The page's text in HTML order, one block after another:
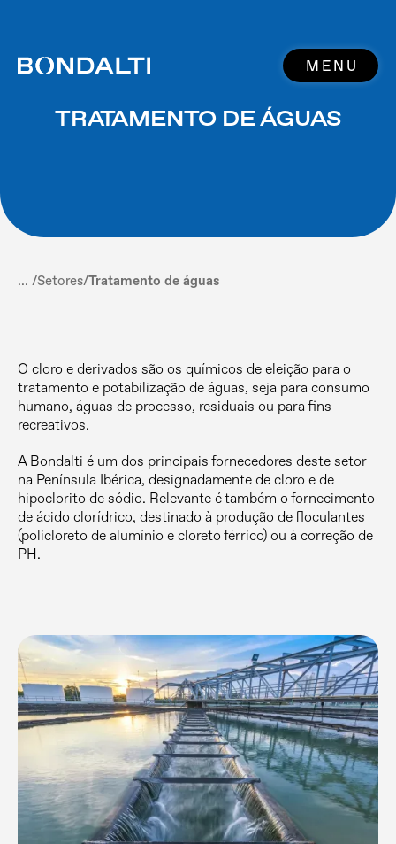
MENU
TRATAMENTO DE ÁGUAS
... /Setores/Tratamento de águas
O cloro e derivados são os químicos de eleição para o
tratamento e potabilização de águas, seja para consumo
humano, águas de processo, residuais ou para fins
recreativos.
A Bondalti é um dos principais fornecedores deste setor
na Península Ibérica, designadamente de cloro e de
hipoclorito de sódio. Relevante é também o fornecimento
de ácido clorídrico, destinado à produção de floculantes
(policloreto de alumínio e cloreto férrico) ou à correção de
PH.